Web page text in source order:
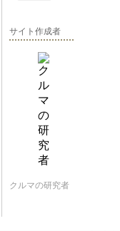
サイト作成者
クルマの研究者